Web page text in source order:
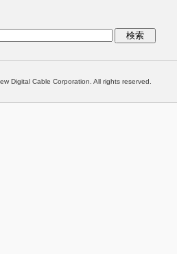
Digital Cable Corporation. All rights reserved.